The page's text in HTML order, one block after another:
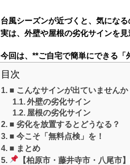
台風シーズンが近づくと、気にな
実は、外壁や屋根の劣化サインを
今回は、**ご自宅で簡単にできる「
目次
■ こんなサインが出ていませんか
外壁の劣化サイン
屋根の劣化サイン
■ 劣化を放置するとどうなる？
■ 今こそ「無料点検」を！
■ まとめ
【柏原市・藤井寺市・八尾市